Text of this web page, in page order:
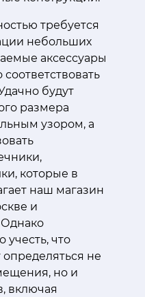
требуется
небольших
аксессуары
будут
размера
узором, а
которые в
наш магазин
и
Однако
учесть, что
не
но и
включая